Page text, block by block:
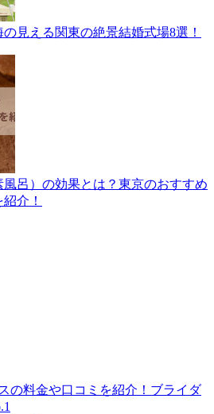
の見える関東の絶景結婚式場8選！
呂）の効果とは？東京のおすすめ
介！
の料金や口コミを紹介！ブライダ